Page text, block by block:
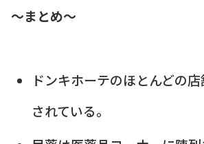
〜まとめ〜
ドンキホーテのほとんどの
されている。